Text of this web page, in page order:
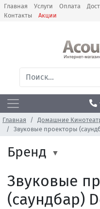
Главная Услуги Оплата
Контакты
Акции
Главная
Домашние
Звуковые проекторы
Бренд
Звуковые
(саундбар)